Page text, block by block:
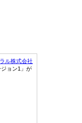
ル株式会社
ョン1」が